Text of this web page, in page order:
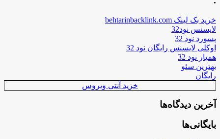
خرید بک لینک behtarinbacklink.com
لایسنس نود32
پسورد نود 32
اوکلی لایسنس رایگان نود 32
همیار نود 32
بهترین سئو
رایگان
خرید آنتی ویروس
آخرین دیدگاه‌ها
بایگانی‌ها